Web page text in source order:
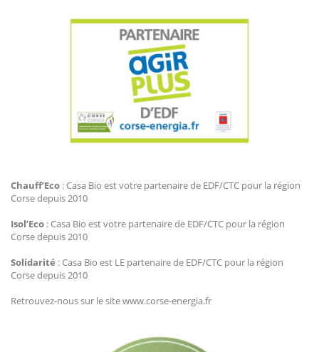
Chauff’Eco : Casa Bio est votre partenaire de EDF/CTC pour la région
Corse depuis 2010
Isol’Eco : Casa Bio est votre partenaire de EDF/CTC pour la région
Corse depuis 2010
Solidarité : Casa Bio est LE partenaire de EDF/CTC pour la région
Corse depuis 2010
Retrouvez-nous sur le site www.corse-energia.fr